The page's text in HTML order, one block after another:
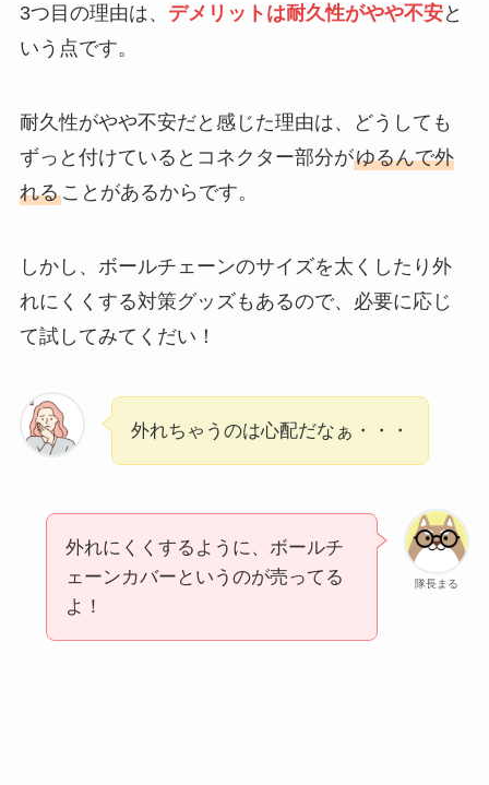
3つ目の理由は、 デメリットは耐久性がやや不安と
いう点です。
耐久性がやや不安だと感じた理由は、どうしても
ずっと付けているとコネクター部分がゆるんで外
れることがあるからです。
しかし、ボールチェーンのサイズを太くしたり外
れにくくする対策グッズもあるので、必要に応じ
て試してみてくだい！
外れちゃうのは心配だなぁ・・・
隊長まる
外れにくくするように、ボールチ
ェーンカバーというのが売ってる
よ！